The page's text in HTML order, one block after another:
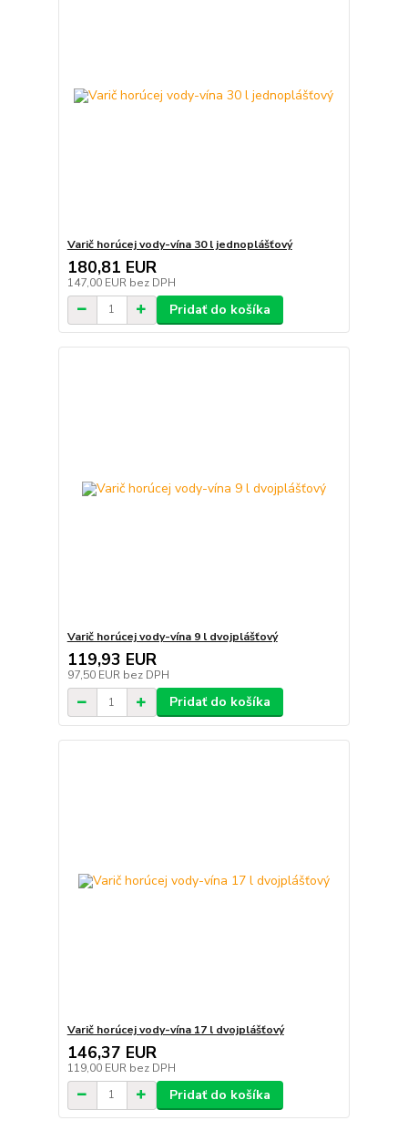
Varič horúcej vody-vína 30 l jednoplášťový
180,81 EUR
147,00 EUR bez DPH
Pridať do košíka
Varič horúcej vody-vína 9 l dvojplášťový
119,93 EUR
97,50 EUR bez DPH
Pridať do košíka
Varič horúcej vody-vína 17 l dvojplášťový
146,37 EUR
119,00 EUR bez DPH
Pridať do košíka